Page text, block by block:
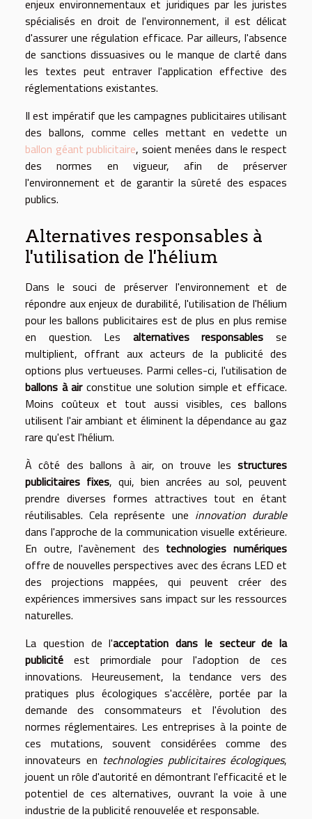
enjeux environnementaux et juridiques par les juristes
spécialisés en droit de l'environnement, il est délicat
d'assurer une régulation efficace. Par ailleurs, l'absence
de sanctions dissuasives ou le manque de clarté dans
les textes peut entraver l'application effective des
réglementations existantes.
Il est impératif que les campagnes publicitaires utilisant
des ballons, comme celles mettant en vedette un
ballon géant publicitaire, soient menées dans le respect
des normes en vigueur, afin de préserver
l'environnement et de garantir la sûreté des espaces
publics.
Alternatives responsables à
l'utilisation de l'hélium
Dans le souci de préserver l'environnement et de
répondre aux enjeux de durabilité, l'utilisation de l'hélium
pour les ballons publicitaires est de plus en plus remise
en question. Les alternatives responsables se
multiplient, offrant aux acteurs de la publicité des
options plus vertueuses. Parmi celles-ci, l'utilisation de
ballons à airconstitue une solution simple et efficace.
Moins coûteux et tout aussi visibles, ces ballons
utilisent l'air ambiant et éliminent la dépendance au gaz
rare qu'est l'hélium.
À côté des ballons à air, on trouve les structures
publicitaires fixes, qui, bien ancrées au sol, peuvent
prendre diverses formes attractives tout en étant
réutilisables. Cela représente une innovation durable
dans l'approche de la communication visuelle extérieure.
En outre, l'avènement des technologies numériques
offre de nouvelles perspectives avec des écrans LED et
des projections mappées, qui peuvent créer des
expériences immersives sans impact sur les ressources
naturelles.
La question de l'acceptation dans le secteur de la
publicité est primordiale pour l'adoption de ces
innovations. Heureusement, la tendance vers des
pratiques plus écologiques s'accélère, portée par la
demande des consommateurs et l'évolution des
normes réglementaires. Les entreprises à la pointe de
ces mutations, souvent considérées comme des
innovateurs en technologies publicitaires écologiques,
jouent un rôle d'autorité en démontrant l'efficacité et le
potentiel de ces alternatives, ouvrant la voie à une
industrie de la publicité renouvelée et responsable.